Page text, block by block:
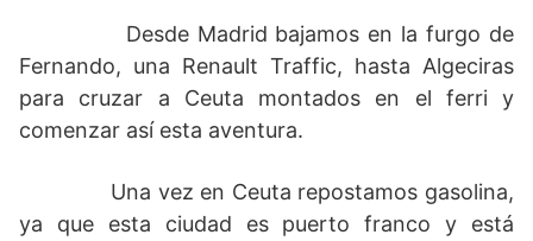
Desde Madrid bajamos en la furgo de
Fernando, una Renault Traffic, hasta Algeciras
para cruzar a Ceuta montados en el ferri y
comenzar así esta aventura.
Una vez en Ceuta repostamos gasolina,
ya que esta ciudad es puerto franco y está